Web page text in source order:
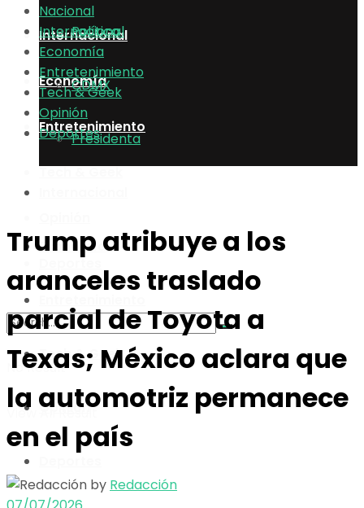
Internacional
Economía
Entretenimiento
Tech & Geek
Deportes
No Result
View All Result
Política
CDMX
Presidenta
Economía
Tech & Geek
Opinión
Nacional
Internacional
Economía
Entretenimiento
Tech & Geek
Opinión
Deportes
Trump atribuye a los
aranceles traslado
parcial de Toyota a
Texas; México aclara que
la automotriz permanece
en el país
by Redacción